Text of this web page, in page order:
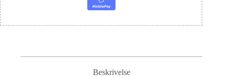
Beskrivelse